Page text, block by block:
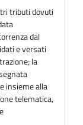
tributi dovuti
dal
e versati
la
insieme alla
telematica,